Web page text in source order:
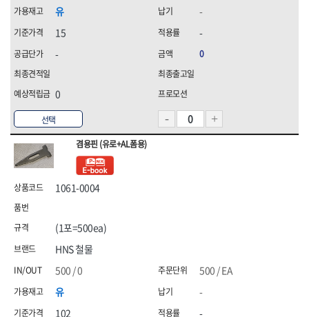
선택
유
15
-
0
-
-
0
겸용핀 (유로+AL폼용)
1061-0004
HNS 철물
500 / EA
유
102
(1포=500ea)
500 / 0
-
-